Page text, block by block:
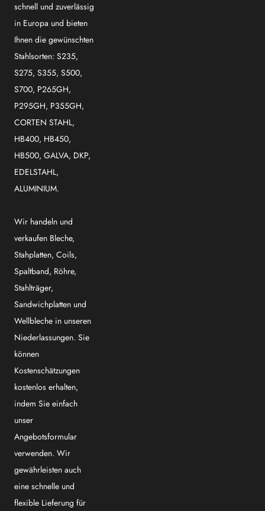
schnell und zuverlässig
in Europa und bieten
Ihnen die gewünschten
Stahlsorten: S235,
S275, S355, S500,
S700, P265GH,
P295GH, P355GH,
CORTEN STAHL,
HB400, HB450,
HB500, GALVA, DKP,
EDELSTAHL,
ALUMINIUM.
Wir handeln und
verkaufen Bleche,
Stahplatten, Coils,
Spaltband, Röhre,
Stahlträger,
Sandwichplatten und
Wellbleche in unseren
Niederlassungen. Sie
können
Kostenschätzungen
kostenlos erhalten,
indem Sie einfach
unser
Angebotsformular
verwenden. Wir
gewährleisten auch
eine schnelle und
flexible Lieferung für